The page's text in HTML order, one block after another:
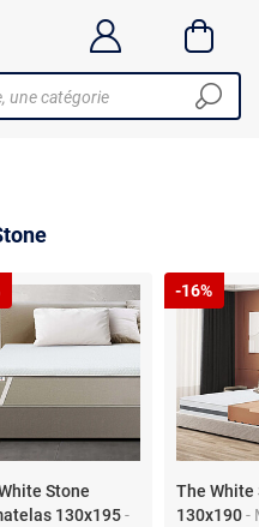
Stone
130x195-
The White
130x190-
-16%